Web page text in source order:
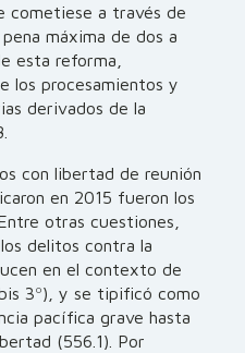
cometiese a través de
máxima de dos a
esta reforma,
los procesamientos y
derivados de la
con libertad de reunión
en 2015 fueron los
otras cuestiones,
delitos contra la
en el contexto de
3º), y se tipificó como
pacífica grave hasta
(556.1). Por